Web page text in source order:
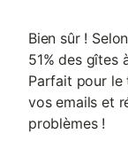
Bien sûr !
51% des gîtes
Parfait pour le
vos emails et
problèmes !